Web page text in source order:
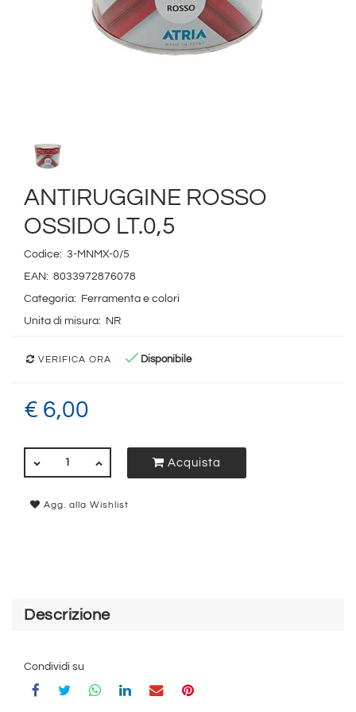
ANTIRUGGINE ROSSO
OSSIDO LT.0,5
Codice: 3-MNMX-0/5
EAN: 8033972876078
Categoria:
Ferramenta e colori
Unita di misura:
NR
VERIFICA ORA Disponibile
€ 6,00
Acquista
Agg. alla Wishlist
Descrizione
Condividi su